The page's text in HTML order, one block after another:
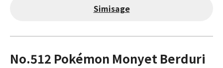
Simisage
No.512 Pokémon Monyet Berduri